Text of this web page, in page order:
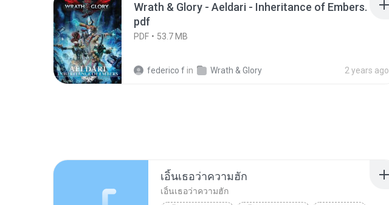
Wrath & Glory - Aeldari - Inheritance of Embers.
pdf
PDF 53.7 MB
federico f in Wrath & Glory 2 years ago
เอิ้นเธอว่าความฮัก
เอิ้นเธอว่าความฮัก